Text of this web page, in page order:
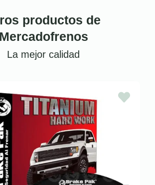
productos de
Mercadofrenos
La mejor calidad